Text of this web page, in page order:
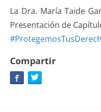
La Dra. María Taide
Presentación de
Compartir